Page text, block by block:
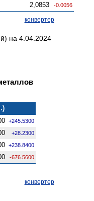
2,0853 -0.0056
конвертер
на 4.04.2024
+245.5300
+28.2300
+238.8400
-676.5600
конвертер